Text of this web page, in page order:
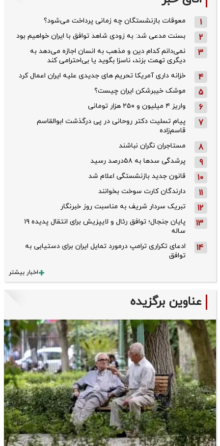
1 معوقات بازنشستگان چه زمانی پرداخت می‌شود؟
2 بسنت مدعی شد: به زودی شاهد توافق با ایران خواهیم بود
3
نمی‌دانم کدام دین و مذهب به انسان اجازه می‌دهد به
دیگری تهمت بزند، ناسزا بگوید یا بی‌احترامی کند
4 خزانه داری آمریکا تحریم های جدیدی علیه ایران اعمال کرد
5 موشک خیبرشکن ایران چیست؟
6 واریز ۴ میلیون و ۲۵۰ هزار تومانی
7
پیام تسلیت دکتر روحانی در پی درگذشت ابوالقاسم
قاسم‌زاده
8 مستاجران نگران نباشند
9 پرشدگی سدها به ۵۸درصد رسید
10 قانون جدید بازنشستگی اعلام شد
11 دارندگان کارت سوخت بخوانند
12 تبریک سردار شریف به مناسبت روز خبرنگار
13
پایان جنجال؛ توافق رئال و لایپزیش برای انتقال پدیده ۱۹
ساله
14
ادعای تکراری ترامپ درمورد تمایل ایران برای دستیابی به
توافق
اخبار بیشتر
عناوین برگزیده